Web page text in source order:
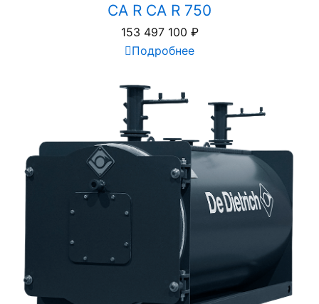
CA R CA R 750
153 497 100 ₽
Подробнее